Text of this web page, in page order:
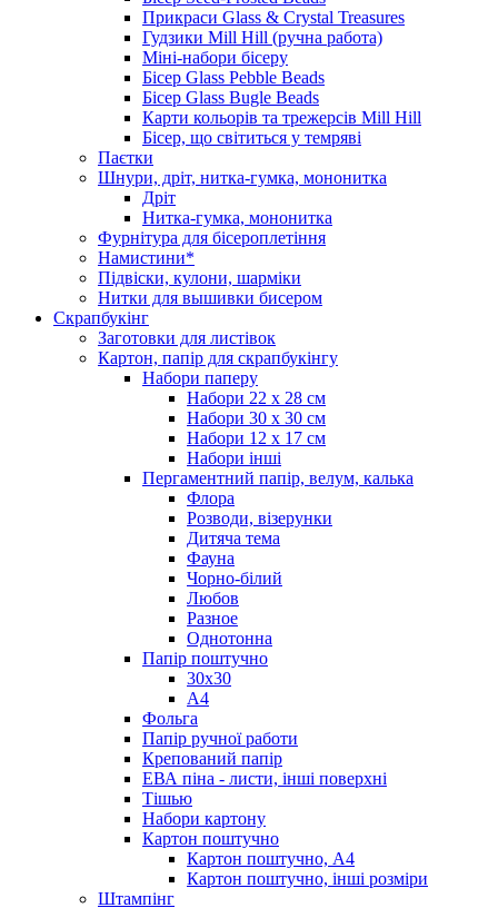
Прикраси Glass & Crystal Treasures
Гудзики Mill Hill (ручна работа)
Міні-набори бісеру
Бісер Glass Pebble Beads
Бісер Glass Bugle Beads
Карти кольорів та трежерсів Mill Hill
Бісер, що світиться у темряві
Паєтки
Шнури, дріт, нитка-гумка, мононитка
Дріт
Нитка-гумка, мононитка
Фурнітура для бісероплетіння
Намистини*
Підвіски, кулони, шарміки
Нитки для вышивки бисером
Скрапбукінг
Заготовки для листівок
Картон, папір для скрапбукінгу
Набори паперу
Набори 22 х 28 см
Набори 30 х 30 см
Набори 12 х 17 см
Набори інші
Пергаментний папір, велум, калька
Флора
Розводи, візерунки
Дитяча тема
Фауна
Чорно-білий
Любов
Разное
Однотонна
Папір поштучно
30х30
А4
Фольга
Папір ручної работи
Крепований папір
ЕВА піна - листи, інші поверхні
Тішью
Набори картону
Картон поштучно
Картон поштучно, А4
Картон поштучно, інші розміри
Штампінг